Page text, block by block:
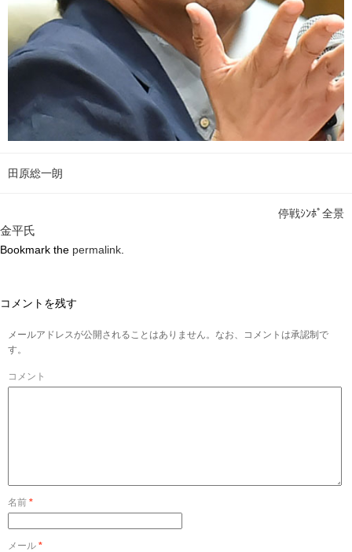
田原総一朗
停戦ｼﾝﾎﾟ全景
金平氏
Bookmark the permalink
コメントを残す
メールアドレスが公開されることはありません。なお、コメントは承認制で
す。
コメント
名前 *
メール *